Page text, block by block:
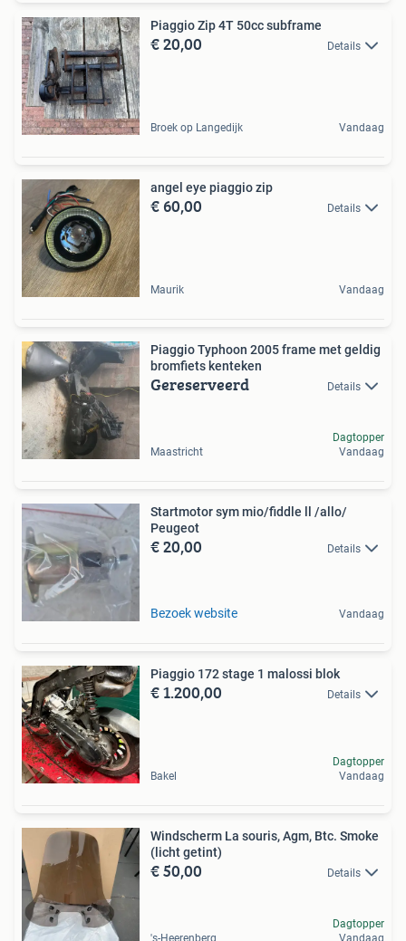
Piaggio Zip 4T 50cc subframe
€ 20,00 Details
Broek op Langedijk Vandaag
angel eye piaggio zip
€ 60,00 Details
Maurik Vandaag
Piaggio Typhoon 2005 frame met geldig
bromfiets kenteken
Gereserveerd Details
Maastricht
Dagtopper
Vandaag
Startmotor sym mio/fiddle ll /allo/
Peugeot
€ 20,00 Details
Bezoek website Vandaag
Piaggio 172 stage 1 malossi blok
€ 1.200,00 Details
Bakel
Dagtopper
Vandaag
Windscherm La souris, Agm, Btc. Smoke
(licht getint)
€ 50,00 Details
's-Heerenberg
Dagtopper
Vandaag